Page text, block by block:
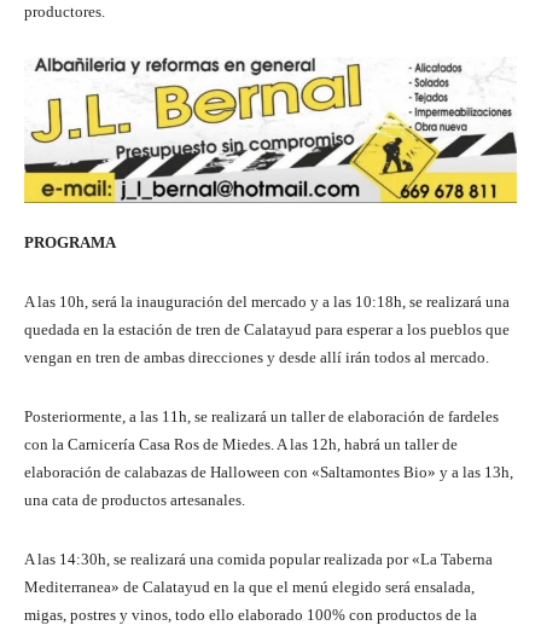
productores.
PROGRAMA
A las 10h, será la inauguración del mercado y a las 10:18h, se realizará una
quedada en la estación de tren de Calatayud para esperar a los pueblos que
vengan en tren de ambas direcciones y desde allí irán todos al mercado.
Posteriormente, a las 11h, se realizará un taller de elaboración de fardeles
con la Carnicería Casa Ros de Miedes. A las 12h, habrá un taller de
elaboración de calabazas de Halloween con «Saltamontes Bio» y a las 13h,
una cata de productos artesanales.
A las 14:30h, se realizará una comida popular realizada por «La Taberna
Mediterranea» de Calatayud en la que el menú elegido será ensalada,
migas, postres y vinos, todo ello elaborado 100% con productos de la